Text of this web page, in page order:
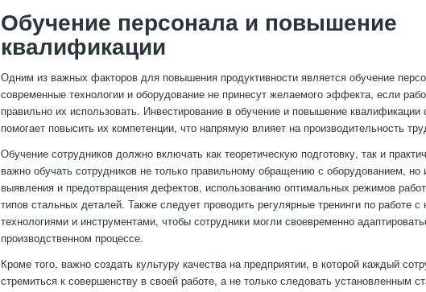
Обучение персонала и повышение
квалификации
Одним из важных факторов для повышения продуктивности является обучение
современные технологии и оборудование не принесут желаемого эффекта, если
правильно их использовать. Инвестирование в обучение и повышение квалификации
помогает повысить их компетенции, что напрямую влияет на производительность
Обучение сотрудников должно включать как теоретическую подготовку, так и
важно обучать сотрудников не только правильному обращению с оборудованием, но
выявления и предотвращения дефектов, использованию оптимальных режимов
типов стальных деталей. Также следует проводить регулярные тренинги по работе
технологиями и инструментами, чтобы сотрудники могли своевременно
производственном процессе.
Кроме того, важно создать культуру качества на предприятии, в которой каждый
стремиться к совершенству в своей работе, а не только следовать установленным